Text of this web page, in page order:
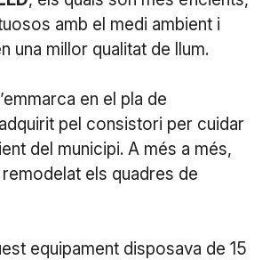
amb el medi ambient i
una millor qualitat de llum.
en el pla de
pel consistori per cuidar
del municipi. A més a més,
remodelat els quadres de
equipament disposava de 15